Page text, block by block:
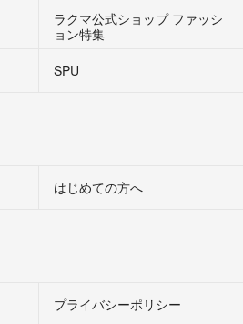
ラクマ公式ショップ ファッシ
ョン特集
SPU
はじめての方へ
プライバシーポリシー